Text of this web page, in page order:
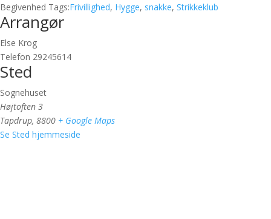
Begivenhed Tags:Frivillighed, Hygge, snakke, Strikkeklub
Arrangør
Else Krog
Telefon 29245614
Sted
Sognehuset
Højtoften 3
Tapdrup, 8800 + Google Maps
Se Sted hjemmeside